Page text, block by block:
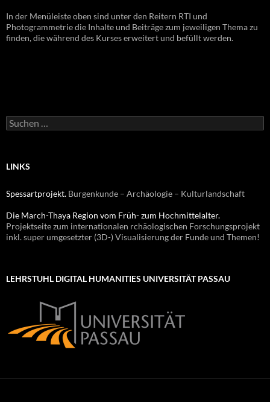
In der Menüleiste oben sind unter den Reitern RTI und
Photogrammetrie die Inhalte und Beiträge zum jeweiligen Thema zu
finden, die während des Kurses erweitert und befüllt werden.
Suchen
nach:
LINKS
Spessartprojekt. Burgenkunde – Archäologie – Kulturlandschaft
Die March-Thaya Region vom Früh- zum Hochmittelalter.
Projektseite zum internationalen rchäologischen Forschungsprojekt
inkl. super umgesetzter (3D-) Visualisierung der Funde und Themen!
LEHRSTUHL DIGITAL HUMANITIES UNIVERSITÄT PASSAU